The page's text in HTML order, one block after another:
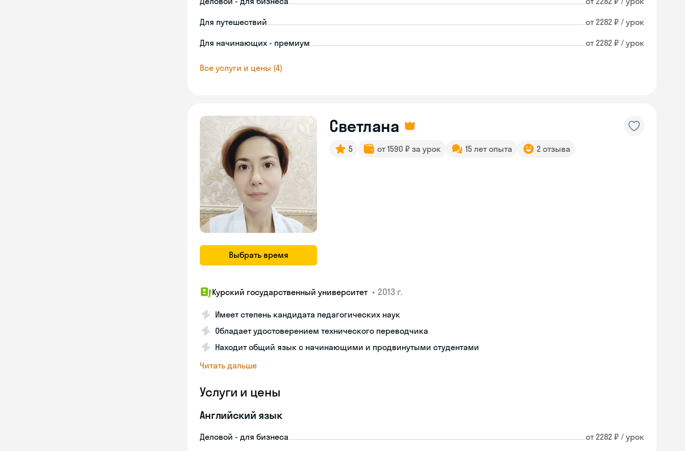
Для путешествий от 2282 ₽ / урок
Для начинающих - премиум от 2282 ₽ / урок
Все услуги и цены (4)
Выбрать время
Светлана
5 от 1590 ₽ за урок 15 лет опыта 2 отзыва
Курский государственный университет • 2013 г.
Имеет степень кандидата педагогических наук
Обладает удостоверением технического переводчика
Находит общий язык с начинающими и продвинутыми студентами
Читать дальше
Услуги и цены
Английский язык
Деловой - для бизнеса от 2282 ₽ / урок